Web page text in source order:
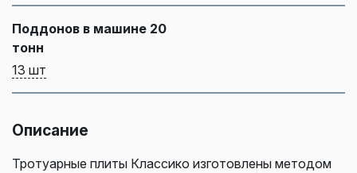
Поддонов в машине 20
тонн
13 шт
Описание
Тротуарные плиты Классико изготовлены методом